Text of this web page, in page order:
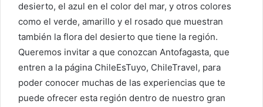
desierto, el azul en el color del mar, y otros colores
como el verde, amarillo y el rosado que muestran
también la flora del desierto que tiene la región.
Queremos invitar a que conozcan Antofagasta, que
entren a la página ChileEsTuyo, ChileTravel, para
poder conocer muchas de las experiencias que te
puede ofrecer esta región dentro de nuestro gran